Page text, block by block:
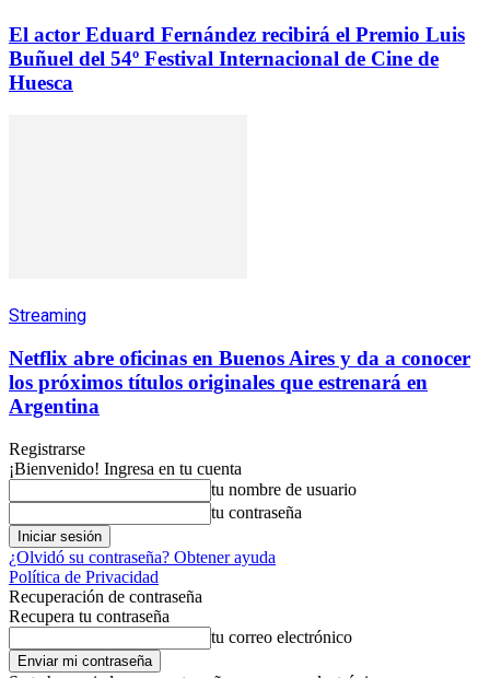
El actor Eduard Fernández recibirá el Premio Luis
Buñuel del 54º Festival Internacional de Cine de
Huesca
Streaming
Netflix abre oficinas en Buenos Aires y da a conocer
los próximos títulos originales que estrenará en
Argentina
Registrarse
¡Bienvenido! Ingresa en tu cuenta
tu nombre de usuario
tu contraseña
¿Olvidó su contraseña? Obtener ayuda
Política de Privacidad
Recuperación de contraseña
Recupera tu contraseña
tu correo electrónico